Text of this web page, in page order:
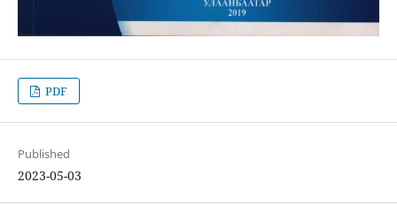
PDF
Published
2023-05-03